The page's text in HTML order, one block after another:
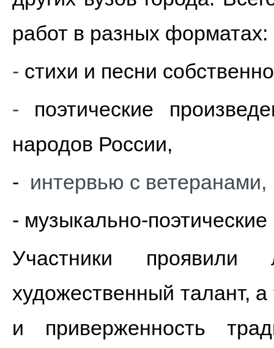
работ в разных
- стихи и песни
- поэтические
народов России,
- интервью с
- музыкально-
Участники проявили
художественный талант,
и приверженность